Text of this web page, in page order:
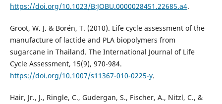
https://doi.org/10.1023/B:JOBU.0000028451.22685.a4.
Groot, W. J. & Borén, T. (2010). Life cycle assessment of the
manufacture of lactide and PLA biopolymers from
sugarcane in Thailand. The International Journal of Life
Cycle Assessment, 15(9), 970-984.
https://doi.org/10.1007/s11367-010-0225-y.
Hair, Jr., J., Ringle, C., Gudergan, S., Fischer, A., Nitzl, C., &